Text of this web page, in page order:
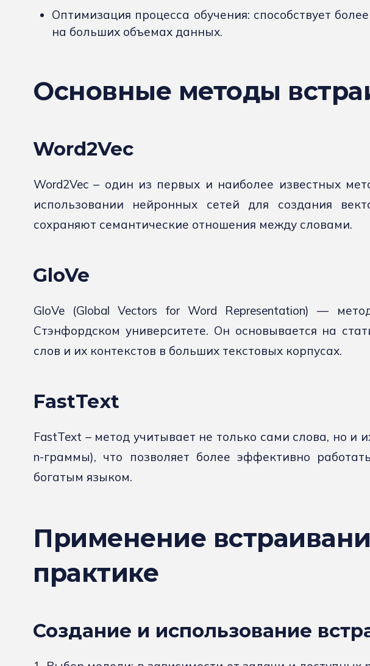
Оптимизация процесса обучения: способствует
на больших объемах данных.
Основные методы
Word2Vec
Word2Vec – один из первых и наиболее известных
использовании нейронных сетей для создания
сохраняют семантические отношения между словами.
GloVe
GloVe (Global Vectors for Word Representation) —
Стэнфордском университете. Он основывается на
слов и их контекстов в больших текстовых корпусах.
FastText
FastText – метод учитывает не только сами слова, но и
n-граммы), что позволяет более эффективно
богатым языком.
Применение
практике
Создание и использование